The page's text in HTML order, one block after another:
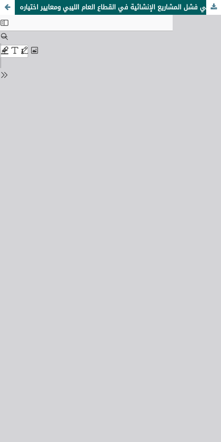
دور المقاول في فشل المشاريع الإنشائية في القطاع العام الليبي ومعايير اختياره